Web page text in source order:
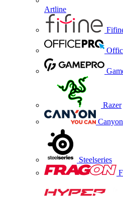
Artline
Razer
Canyon
Steelseries